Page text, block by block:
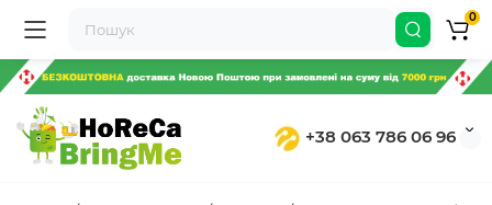
+38 063 786 06 96
0